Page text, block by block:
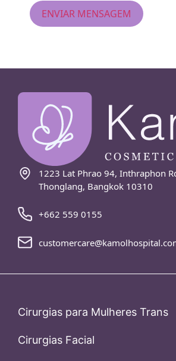
1223 Lat Phrao 94, Inthraphon
Thonglang, Bangkok 10310
+662 559 0155
Cirurgias para Mulheres Trans
Cirurgias Facial